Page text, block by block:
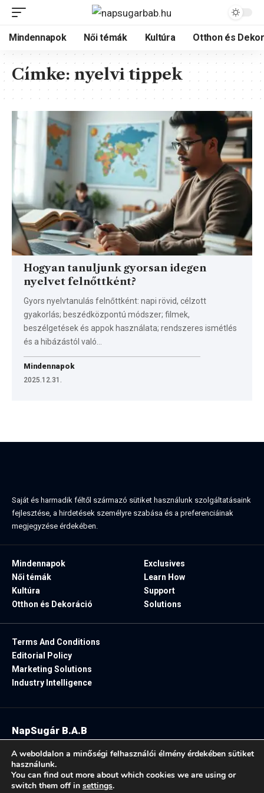
Mindennapok Női témák Kultúra Otthon és
Címke: nyelvi tippek
Hogyan tanuljunk gyorsan idegen
nyelvet felnőttként?
Gyors nyelvtanulás felnőttként: napi rövid, célzott
gyakorlás; beszédközpontú módszer; filmek,
beszélgetések és appok használata; rendszeres ismétlés
és a hibázástól való…
Mindennapok
2025.12.31.
Saját és harmadik féltől származó sütiket használunk szolgáltatásaink
fejlesztése, a hirdetések személyre szabása és a preferenciáinak
megjegyzése érdekében.
Mindennapok
Női témák
Kultúra
Otthon és Dekoráció
Exclusives
Learn How
Support
Solutions
Terms And Conditions
Editorial Policy
Marketing Solutions
Industry Intelligence
Follow US:
NapSugár B.A.B
A weboldalon a minőségi felhasználói élmény érdekében sütiket
használunk.
You can find out more about which cookies we are using or
switch them off in settings.